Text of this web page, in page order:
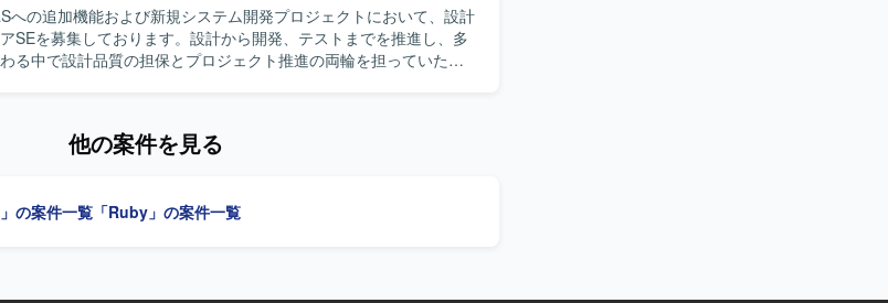
への追加機能および新規システム開発プロジェクトにおいて、設計
SEを募集しております。設計から開発、テストまでを推進し、多
る中で設計品質の担保とプロジェクト推進の両輪を担っていただ
していただきます。プロダクトチームや関係各社との仕様・スケ
他の案件を見る
の案件一覧 「Ruby」の案件一覧